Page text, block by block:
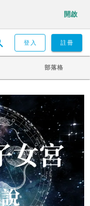
開啟
登入 註冊
部落格